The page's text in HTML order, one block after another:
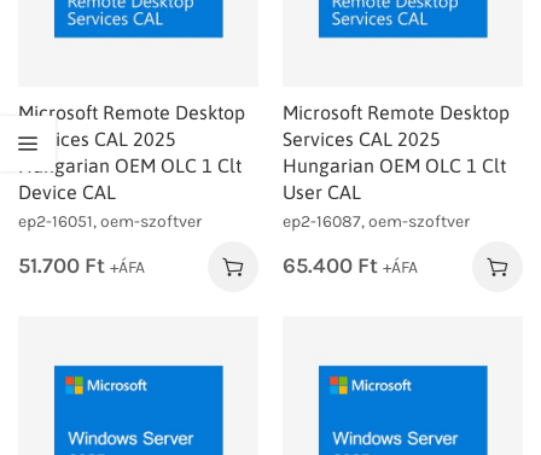
Microsoft Remote Desktop
Services CAL 2025
Hungarian OEM OLC 1 Clt
Device CAL
ep2-16051, oem-szoftver
51.700 Ft +ÁFA
Microsoft Remote Desktop
Services CAL 2025
Hungarian OEM OLC 1 Clt
User CAL
ep2-16087, oem-szoftver
65.400 Ft +ÁFA